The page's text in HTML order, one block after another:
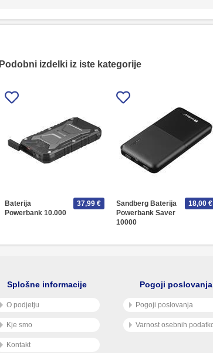
Podobni izdelki iz iste kategorije
Baterija
Powerbank 10.000
37,99 €
Sandberg Baterija
Powerbank Saver
10000
18,00 €
Splošne informacije
O podjetju
Kje smo
Kontakt
Pogoji poslovanja
Pogoji poslovanja
Varnost osebnih